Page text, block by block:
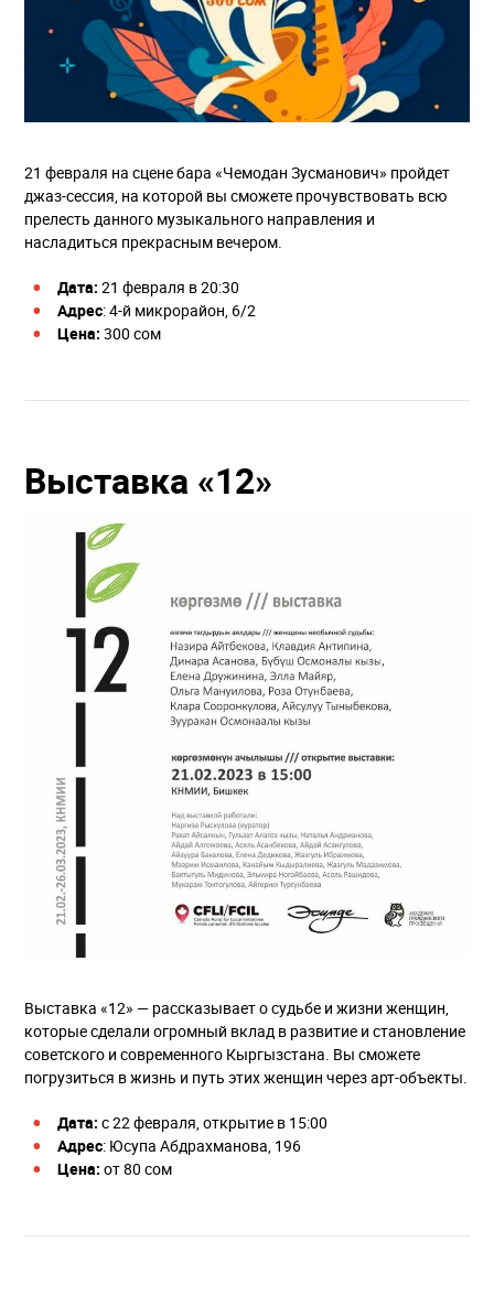
21 февраля на сцене бара «Чемодан Зусманович» пройдет
джаз-сессия, на которой вы сможете прочувствовать всю
прелесть данного музыкального направления и
насладиться прекрасным вечером.
Дата: 21 февраля в 20:30
Адрес: 4-й микрорайон, 6/2
Цена: 300 сом
Выставка «12»
Выставка «12» — рассказывает о судьбе и жизни женщин,
которые сделали огромный вклад в развитие и становление
советского и современного Кыргызстана. Вы сможете
погрузиться в жизнь и путь этих женщин через арт-объекты.
Дата: с 22 февраля, открытие в 15:00
Адрес: Юсупа Абдрахманова, 196
Цена: от 80 сом